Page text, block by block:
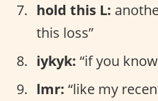
hold this L:
this loss”
iykyk: “if you
lmr: “like my